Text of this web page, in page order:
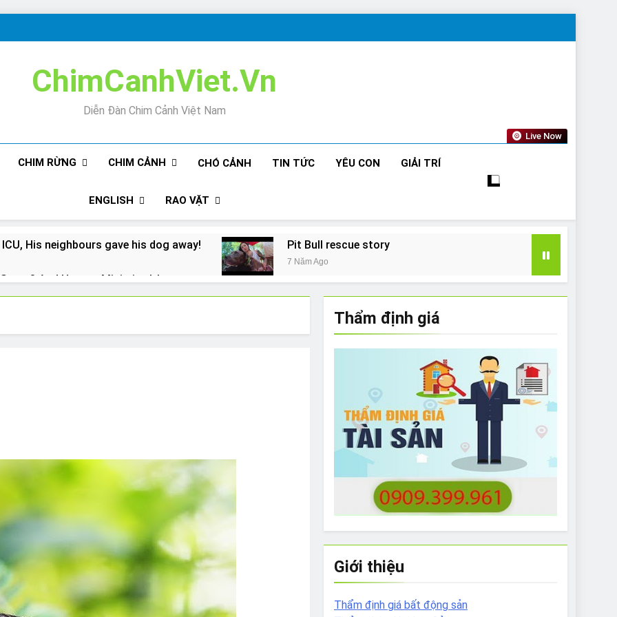
ChimCanhViet.Vn
Diễn Đàn Chim Cảnh Việt Nam
Live Now
CHIM RỪNG CHIM CẢNH CHÓ CẢNH TIN TỨC YÊU CON GIẢI TRÍ
ENGLISH RAO VẶT
His neighbours gave his dog away! Pit Bull rescue story
7 Năm Ago
And How to Minimize It!
Not as much as you think and here’s why!
The Ultimate Guide to What Bulldogs Can (and can’t) Eat
And How to Train Them! How Often Do I Need to Groom My Bulldog
Thẩm định giá
Giới thiệu
Thẩm định giá bất động sản